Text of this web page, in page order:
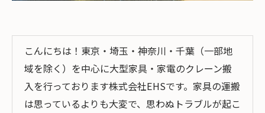
こんにちは！東京・埼玉・神奈川・千葉（一部地
域を除く）を中心に大型家具・家電のクレーン搬
入を行っております株式会社EHSです。家具の運搬
は思っているよりも大変で、思わぬトラブルが起こ